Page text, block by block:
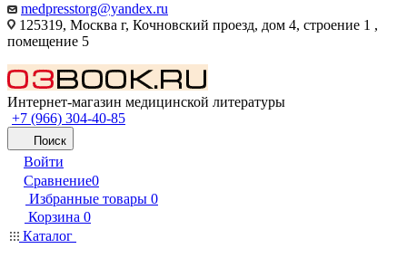
medpresstorg@yandex.ru
125319, Москва г, Кочновский проезд, дом 4, строение 1 ,
помещение 5
Интернет-магазин медицинской литературы
+7 (966) 304-40-85
Поиск
Войти
Сравнение0
Избранные товары 0
Корзина 0
Каталог